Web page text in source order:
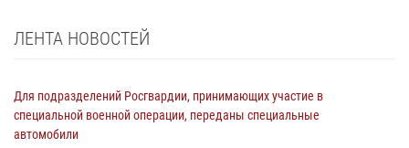
ЛЕНТА НОВОСТЕЙ
Для подразделений Росгвардии, принимающих участие в
специальной военной операции, переданы специальные
автомобили